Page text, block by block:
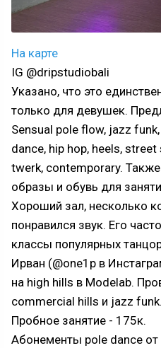
На карте
IG @dripstudiobali
Указано, что это
только для девушек.
Sensual pole flow, jazz
dance, hip hop, heels,
twerk, contemporary.
образы и обувь для
Хороший зал, несколько
понравился звук. Его
классы популярных
Ирван (@one1p в
на high hills в Modelab.
commercial hills и jazz funk.
Пробное занятие - 175к.
Абонементы pole dance